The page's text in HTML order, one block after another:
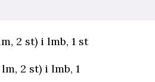
2 st) i lmb, 1 st
2 st) i lmb, 1